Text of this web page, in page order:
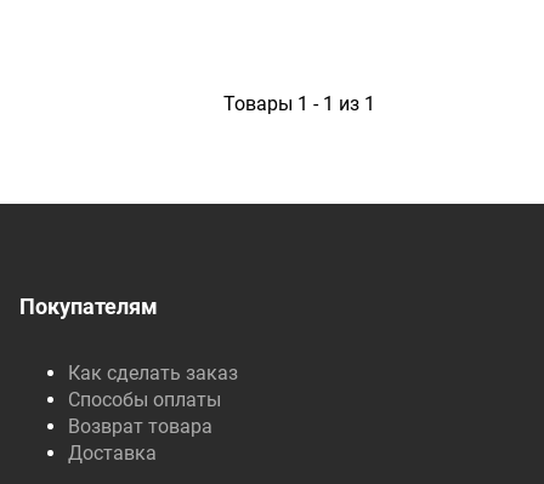
Товары 1 - 1 из 1
Покупателям
Как сделать заказ
Способы оплаты
Возврат товара
Доставка